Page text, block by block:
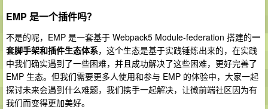
EMP 是一个插件吗？
不是的呢，EMP 是一套基于 Webpack5 Module-federation 搭建的一
套脚手架和插件生态体系，这个生态是基于实践锤炼出来的，在实践
中我们确实遇到了一些困难，并且成功解决了这些困难，更好完善了
EMP 生态。但我们需要更多人使用和参与 EMP 的体验中，大家一起
探讨未来会遇到什么难题，我们携手一起解决，让微前端社区因为有
我们而变得更加美好。